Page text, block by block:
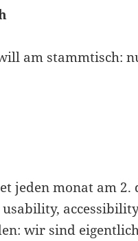
am stammtisch:
jeden monat am 2.
wir sind